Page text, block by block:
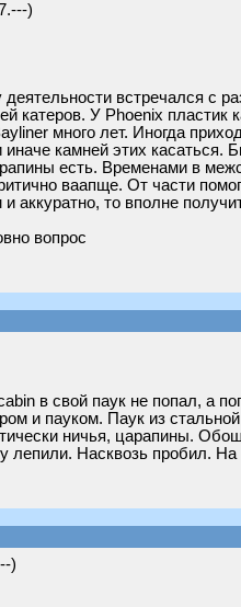
)
встречался с
катеров. У Phoenix пластик
много лет. Иногда
камней этих касаться.
есть. Временами в
ваапще. От части
аккуратно, то вполне
вопрос
в свой паук не попал, а
и пауком. Паук из
ничья, царапины.
лепили. Насквозь пробил.
)